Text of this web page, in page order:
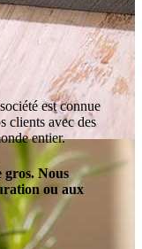
est connue
clients avec des
entier.
gros. Nous
ou aux